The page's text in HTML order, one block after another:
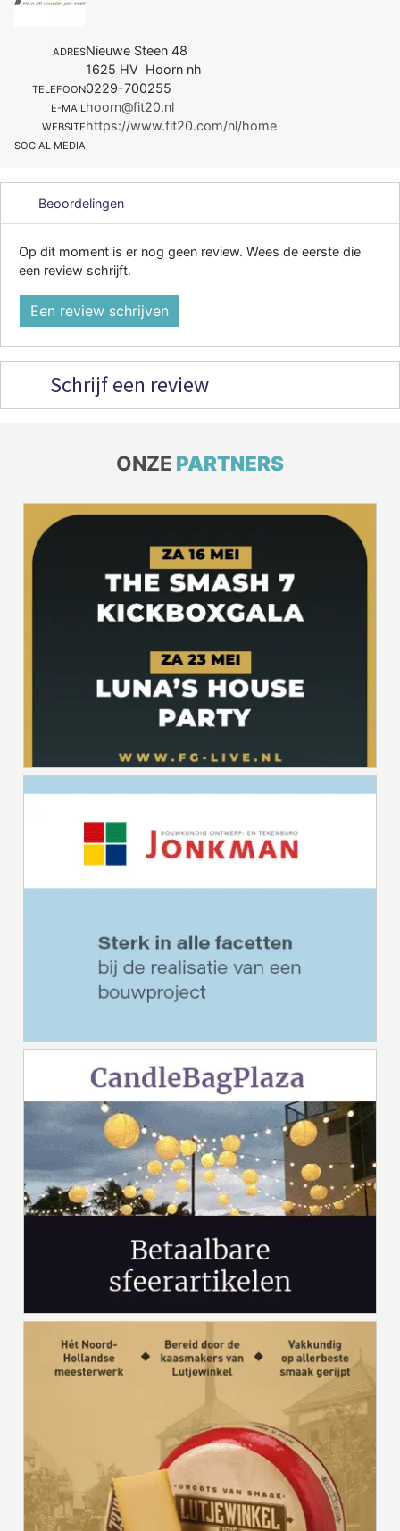
ADRESNieuwe Steen 48
1625 HV Hoorn nh
TELEFOON0229-700255
E-MAIL hoorn@fit20.nl
WEBSITEhttps://www.fit20.com/nl/home
SOCIAL MEDIA
Beoordelingen
Op dit moment is er nog geen review. Wees de eerste die
een review schrijft.
Een review schrijven
Schrijf een review
ONZE PARTNERS